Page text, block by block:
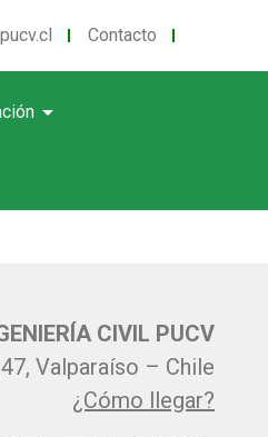
pucv.cl Contacto
arrow_drop_down
CIVIL PUCV
Valparaíso – Chile
¿Cómo llegar?